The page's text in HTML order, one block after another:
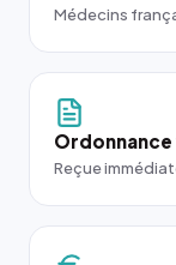
Médecins
Ordonnance
Reçue